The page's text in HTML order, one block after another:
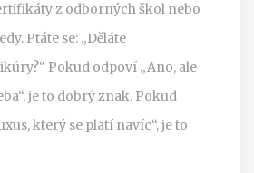
z odborných škol nebo
Ptáte se: „Děláte
Pokud odpoví „Ano, ale
je to dobrý znak. Pokud
který se platí navíc“, je to